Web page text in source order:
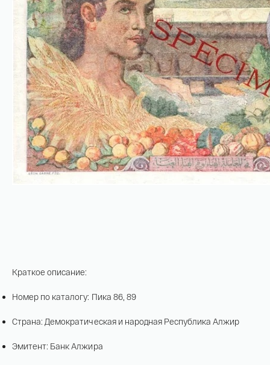
Краткое описание:
Номер по каталогу: Пика 86, 89
Страна: Демократическая и народная Республика Алжир
Эмитент: Банк Алжира
Российская инвестиционная монета
Георгий Победоносец золото 100 рублей
15,5 гр 2021
Имя*
Телефон*